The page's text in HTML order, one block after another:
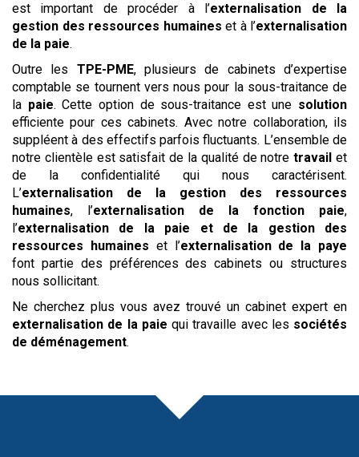
est important de procéder à l’externalisation de la
gestion des ressources humaines et à l’externalisation
de la paie.
Outre les TPE-PME, plusieurs de cabinets d’expertise
comptable se tournent vers nous pour la sous-traitance de
la paie. Cette option de sous-traitance est une solution
efficiente pour ces cabinets. Avec notre collaboration, ils
suppléent à des effectifs parfois fluctuants. L’ensemble de
notre clientèle est satisfait de la qualité de notretravail et
de la confidentialité qui nous caractérisent.
L’externalisation de la gestion des ressources
humaines, l’externalisation de la fonction paie,
l’externalisation de la paie et de la gestion des
ressources humaines et l’externalisation de la paye
font partie des préférences des cabinets ou structures
nous sollicitant.
Ne cherchez plus vous avez trouvé un cabinet expert en
externalisation de la paie qui travaille avec les sociétés
de déménagement.